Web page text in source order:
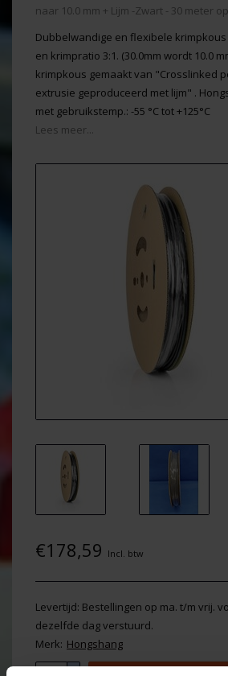
naar 10.0 mm + Lijm -Zwart - 30 meter
Dubbelwandige en flexibele krimpkous
en krimpratio 3:1. (30.0mm wordt 10.0
krimpkous gemaakt van "Crosslinked
extrusie geproduceerd met lijm" .
met gebruikstemp.: -55 °C tot +125°C
Lees meer...
€178,59 Incl. btw
Levertijd: Bestellingen op ma. t/m vrij.
dezelfde dag verstuurd.
Merk: Hongshang
+